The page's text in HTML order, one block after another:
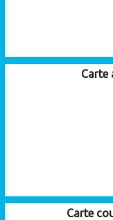
Carte
Carte